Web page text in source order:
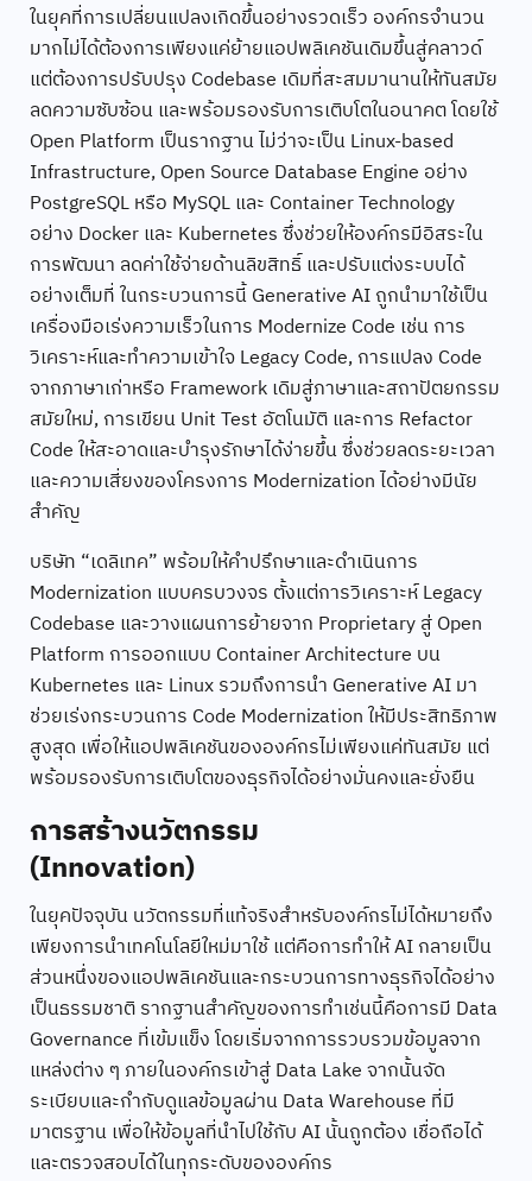
ในยุคที่การเปลี่ยนแปลงเกิดขึ้นอย่างรวดเร็ว องค์กรจำนวน
มากไม่ได้ต้องการเพียงแค่ย้ายแอปพลิเคชันเดิมขึ้นสู่คลาวด์
แต่ต้องการปรับปรุง Codebase เดิมที่สะสมมานานให้ทันสมัย
ลดความซับซ้อน และพร้อมรองรับการเติบโตในอนาคต โดยใช้
Open Platform เป็นรากฐาน ไม่ว่าจะเป็น Linux-based
Infrastructure, Open Source Database Engine อย่าง
PostgreSQL หรือ MySQL และ Container Technology
อย่าง Docker และ Kubernetes ซึ่งช่วยให้องค์กรมีอิสระใน
การพัฒนา ลดค่าใช้จ่ายด้านลิขสิทธิ์ และปรับแต่งระบบได้
อย่างเต็มที่ ในกระบวนการนี้ Generative AI ถูกนำมาใช้เป็น
เครื่องมือเร่งความเร็วในการ Modernize Code เช่น การ
วิเคราะห์และทำความเข้าใจ Legacy Code, การแปลง Code
จากภาษาเก่าหรือ Framework เดิมสู่ภาษาและสถาปัตยกรรม
สมัยใหม่, การเขียน Unit Test อัตโนมัติ และการ Refactor
Code ให้สะอาดและบำรุงรักษาได้ง่ายขึ้น ซึ่งช่วยลดระยะเวลา
และความเสี่ยงของโครงการ Modernization ได้อย่างมีนัย
สำคัญ
บริษัท “เดลิเทค” พร้อมให้คำปรึกษาและดำเนินการ
Modernization แบบครบวงจร ตั้งแต่การวิเคราะห์ Legacy
Codebase และวางแผนการย้ายจาก Proprietary สู่ Open
Platform การออกแบบ Container Architecture บน
Kubernetes และ Linux รวมถึงการนำ Generative AI มา
ช่วยเร่งกระบวนการ Code Modernization ให้มีประสิทธิภาพ
สูงสุด เพื่อให้แอปพลิเคชันขององค์กรไม่เพียงแค่ทันสมัย แต่
พร้อมรองรับการเติบโตของธุรกิจได้อย่างมั่นคงและยั่งยืน
การสร้างนวัตกรรม
(Innovation)
ในยุคปัจจุบัน นวัตกรรมที่แท้จริงสำหรับองค์กรไม่ได้หมายถึง
เพียงการนำเทคโนโลยีใหม่มาใช้ แต่คือการทำให้ AI กลายเป็น
ส่วนหนึ่งของแอปพลิเคชันและกระบวนการทางธุรกิจได้อย่าง
เป็นธรรมชาติ รากฐานสำคัญของการทำเช่นนี้คือการมี Data
Governance ที่เข้มแข็ง โดยเริ่มจากการรวบรวมข้อมูลจาก
แหล่งต่าง ๆ ภายในองค์กรเข้าสู่ Data Lake จากนั้นจัด
ระเบียบและกำกับดูแลข้อมูลผ่าน Data Warehouse ที่มี
มาตรฐาน เพื่อให้ข้อมูลที่นำไปใช้กับ AI นั้นถูกต้อง เชื่อถือได้
และตรวจสอบได้ในทุกระดับขององค์กร